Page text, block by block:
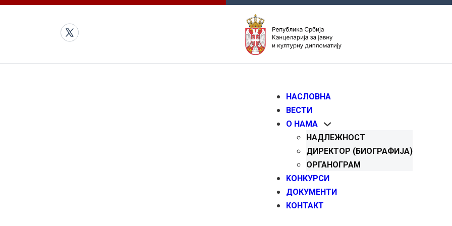
НАСЛОВНА
ВЕСТИ
О НАМА
НАДЛЕЖНОСТ
ДИРЕКТОР (БИОГРАФИЈА)
ОРГАНОГРАМ
KОНКУРСИ
ДОКУМЕНТИ
КОНТАКТ